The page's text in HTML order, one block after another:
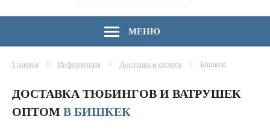
МЕНЮ
Главная Информация Доставка и оплата Бишкек
ДОСТАВКА ТЮБИНГОВ И ВАТРУШЕК
ОПТОМ В БИШКЕК